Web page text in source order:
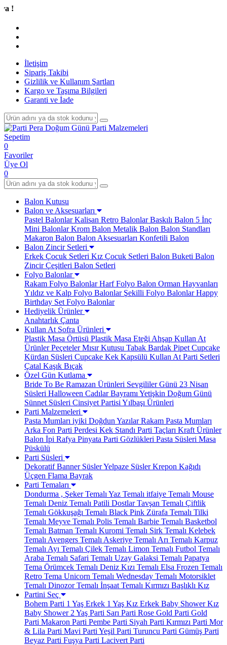
İletişim
Sipariş Takibi
Gizlilik ve Kullanım Şartları
Kargo ve Taşıma Bilgileri
Garanti ve İade
Sepetim
0
Favoriler
Üye Ol
0
Balon Kutusu
Balon ve Aksesuarları
Pastel BalonlarKalisan Retro BalonlarBaskılı Balon 5 İnç
Mini BalonlarKrom Balon Metalik Balon Balon Standları
Makaron Balon Balon Aksesuarları Konfetili Balon
Balon Zincir Setleri
Erkek Çocuk Setleri Kız Çocuk Setleri Balon Buketi Balon
Zincir Çeşitleri Balon Setleri
Folyo Balonlar
Rakam Folyo BalonlarHarf Folyo Balon Orman Hayvanları
Yıldız ve Kalp Folyo BalonlarŞekilli Folyo BalonlarHappy
Birthday Set Folyo Balonlar
Hediyelik Ürünler
Anahtarlık Çanta
Kullan At Sofra Ürünleri
Plastik Masa Örtüsü Plastik Masa Eteği Ahşap Kullan At
ÜrünlerPeçetelerMısır Kutusu Tabak Bardak Pipet Cupcake
Kürdan Süsleri Cupcake Kek Kapsülü Kullan At Parti Setleri
Çatal Kaşık Bıçak
Özel Gün Kutlama
Bride To Be Ramazan Ürünleri Sevgililer Günü 23 Nisan
Süsleri Halloween Cadılar Bayramı Yetişkin Doğum Günü
Sünnet Süsleri Cinsiyet Partisi Yılbaşı Ürünleri
Parti Malzemeleri
Pasta Mumları iyiki Doğdun YazılarRakam Pasta Mumları
Arka Fon Parti Perdesi Kek Standı Parti Taçları Kraft Ürünler
Balon İpi Rafya Pinyata Parti Gözlükleri Pasta Süsleri Masa
Püskülü
Parti Süsleri
Dekoratif Banner SüslerYelpaze SüslerKrepon Kağıdı
Üçgen Flama Bayrak
Parti Temaları
Dondurma , Şeker Temalı Yaz Temalı itfaiye Temalı Mouse
Temalı Deniz Temalı Patili DostlarTavşan Temalı Çiftlik
Temalı Gökkuşağı Temalı Black Pink Zürafa Temalı Tilki
Temalı Meyve Temalı Polis Temalı Barbie Temalı Basketbol
Temalı Batman Temalı Kuromi Temalı Sirk Temalı Kelebek
Temalı Avengers Temalı Askeriye Temalı Arı Temalı Karpuz
Temalı Ayı Temalı Çilek Temalı Limon Temalı Futbol Temalı
Araba Temalı Safari Temalı Uzay Galaksi Temalı Papatya
Tema Örümcek Temalı Deniz Kızı Temalı Elsa Frozen Temalı
Retro Tema Unicorn Temalı Wednesday Temalı Motorsiklet
Temalı Dinozor Temalı İnşaat Temalı Kırmızı Başlıklı Kız
Partini Seç
Bohem Parti 1 Yaş Erkek 1 Yaş Kız Erkek Baby ShowerKız
Baby Shower2 Yaş Parti Sarı Parti Rose Gold Parti Gold
Parti Makaron Parti Pembe Parti Siyah Parti Kırmızı Parti Mor
& Lila Parti Mavi Parti Yeşil Parti Turuncu Parti Gümüş Parti
Beyaz Parti Fuşya Parti Lacivert Parti